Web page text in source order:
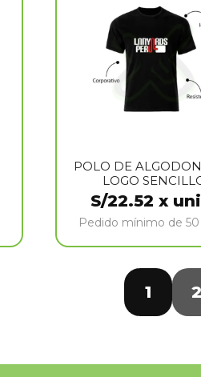
POLO DE
LOGO
S/22.52 x
Pedido mínimo de 50
1 2